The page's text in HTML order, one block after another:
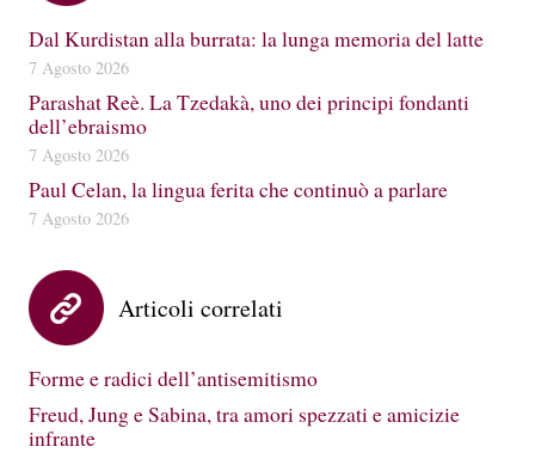
Dal Kurdistan alla burrata: la lunga memoria del latte
7 Agosto 2026
Parashat Reè. La Tzedakà, uno dei principi fondanti
dell’ebraismo
7 Agosto 2026
Paul Celan, la lingua ferita che continuò a parlare
7 Agosto 2026
Articoli correlati
Forme e radici dell’antisemitismo
Freud, Jung e Sabina, tra amori spezzati e amicizie
infrante